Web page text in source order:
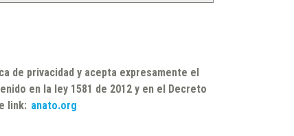
de privacidad y acepta expresamente el
en la ley 1581 de 2012 y en el Decreto
link: anato.org